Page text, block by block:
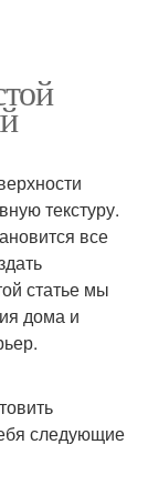
текстуру.
все
статье мы
дома и
следующие